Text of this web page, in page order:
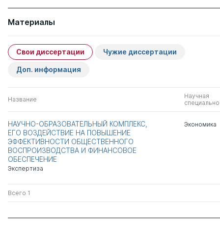
Материалы
Свои диссертации Чужие диссертации
Доп. информация
Название
Научная
НАУЧНО-ОБРАЗОВАТЕЛЬНЫЙ КОМПЛЕКС,
ЕГО ВОЗДЕЙСТВИЕ НА ПОВЫШЕНИЕ
ЭФФЕКТИВНОСТИ ОБЩЕСТВЕННОГО
ВОСПРОИЗВОДСТВА И ФИНАНСОВОЕ
ОБЕСПЕЧЕНИЕ
Экспертиза
Экономика
Всего 1